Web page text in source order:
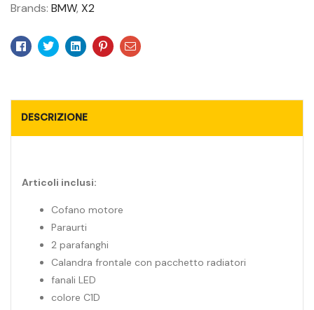
Brands: BMW, X2
Facebook
TwitterLinkedinPinterest
Email
DESCRIZIONE
Articoli inclusi:
Cofano motore
Paraurti
2 parafanghi
Calandra frontale con pacchetto radiatori
fanali LED
colore C1D